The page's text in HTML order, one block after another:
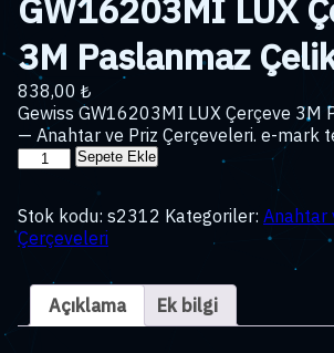
GW16203MI LUX
3M Paslanmaz
838,00 ₺
Gewiss GW16203MI LUX Çerçeve 3M
— Anahtar ve Priz Çerçeveleri. e-mark
GW16203MI
3M
Paslanmaz
adet
Sepete Ekle
Stok kodu: s2312 Kategoriler: Anahtar
Çerçeveleri
Açıklama Ek bilgi